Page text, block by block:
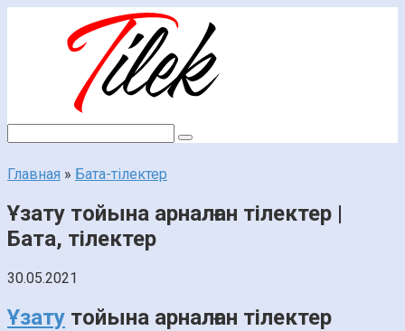
Главная » Бата-тілектер
Ұзату тойына арналған тілектер |
Бата, тілектер
30.05.2021
Ұзату тойына арналған тілектер